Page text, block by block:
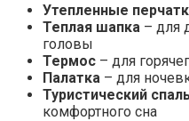
Утепленные
Теплая шапка – для
головы
Термос – для
Палатка – для
Туристический
комфортного сна